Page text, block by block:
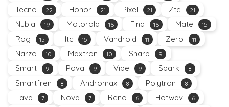
Tecno 22 Honor 21 Pixel 21 Zte 21
Nubia 19 Motorola 16 Find 16 Mate 15
Rog 15 Htc 15 Vandroid 11 Zero 11
Narzo 10 Maxtron 10 Sharp 9
Smart 9 Pova 9 Vibe 9 Spark 8
Smartfren 8 Andromax 8 Polytron 8
Lava 7 Nova 7 Reno 6 Hotwav 6